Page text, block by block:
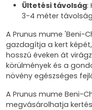
Ültetési távolság:
3-4 méter
A Prunus mume 'Beni-
gazdagítja a kert
hosszú éveken át
körülmények és a
növény egészséges
A Prunus mume Beni-
megvásárolhatja